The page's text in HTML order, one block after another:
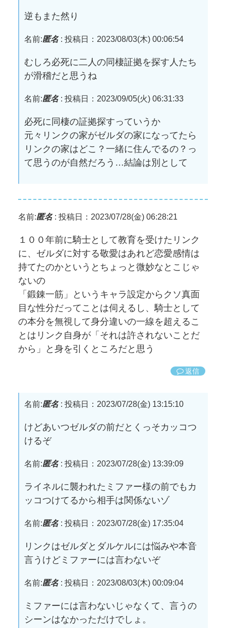
逆もまた然り
名前:匿名: 投稿日：2023/08/03(木) 00:06:54
むしろ必死に二人の同棲証拠を探す人たち
が滑稽だと思うね
名前:匿名: 投稿日：2023/09/05(火) 06:31:33
必死に同棲の証拠探すっていうか
元々リンクの家がゼルダの家になってたら
リンクの家はどこ？一緒に住んでるの？っ
て思うのが自然だろう…結論は別として
名前:匿名: 投稿日：2023/07/28(金) 06:28:21
１００年前に騎士として教育を受けたリンク
に、ゼルダに対する敬愛はあれど恋愛感情は
持てたのかというとちょっと微妙なとこじゃ
ないの
「鍛錬一筋」というキャラ設定からクソ真面
目な性分だってことは伺えるし、騎士として
の本分を無視して身分違いの一線を超えるこ
とはリンク自身が「それは許されないことだ
から」と身を引くところだと思う
返信
名前:匿名: 投稿日：2023/07/28(金) 13:15:10
けどあいつゼルダの前だとくっそカッコつ
けるぞ
名前:匿名: 投稿日：2023/07/28(金) 13:39:09
ライネルに襲われたミファー様の前でもカ
ッコつけてるから相手は関係ないゾ
名前:匿名: 投稿日：2023/07/28(金) 17:35:04
リンクはゼルダとダルケルには悩みや本音
言うけどミファーには言わないぞ
名前:匿名: 投稿日：2023/08/03(木) 00:09:04
ミファーには言わないじゃなくて、言うの
シーンはなかっただけでしょ。